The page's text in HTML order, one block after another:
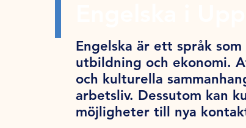
Engelska är ett språk
utbildning och ekonomi.
och kulturella
arbetsliv. Dessutom kan
möjligheter till nya